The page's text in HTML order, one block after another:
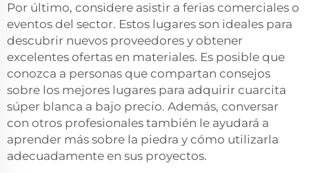
Por último, considere asistir a ferias comerciales o
eventos del sector. Estos lugares son ideales para
descubrir nuevos proveedores y obtener
excelentes ofertas en materiales. Es posible que
conozca a personas que compartan consejos
sobre los mejores lugares para adquirir cuarcita
súper blanca a bajo precio. Además, conversar
con otros profesionales también le ayudará a
aprender más sobre la piedra y cómo utilizarla
adecuadamente en sus proyectos.